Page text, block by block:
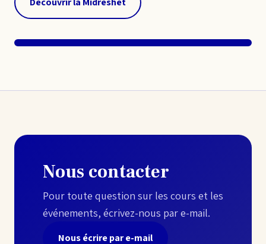
Nous contacter
Pour toute question sur les cours et les
événements, écrivez-nous par e-mail.
Nous écrire par e-mail